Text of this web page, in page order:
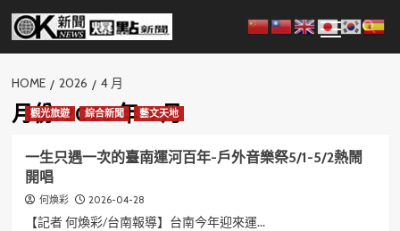
Skip
content
Menu
HOME 2026 4 月
月份:2026 年 4 月
觀光旅遊 綜合新聞 藝文天地
一生只遇一次的臺南運河百年-戶外音樂祭5/1-5/2熱鬧
開唱
何煥彩 2026-04-28
【記者 何煥彩/台南報導】台南今年迎來運...